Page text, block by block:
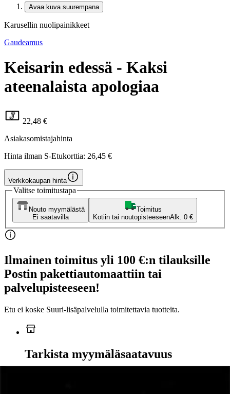
Avaa kuva suurempana
Karusellin nuolipainikkeet
Gaudeamus
Keisarin edessä - Kaksi
ateenalaista apologiaa
22,48 €
Asiakasomistajahinta
Hinta ilman S-Etukorttia: 26,45 €
Verkkokaupan hinta
Valitse toimitustapa
Nouto myymälästä
Ei saatavilla
Toimitus
Kotiin tai noutopisteeseenAlk. 0 €
Ilmainen toimitus yli 100 €:n tilauksille
Postin pakettiautomaattiin tai
palvelupisteeseen!
Etu ei koske Suuri‑lisäpalvelulla toimitettavia tuotteita.
Tarkista myymäläsaatavuus